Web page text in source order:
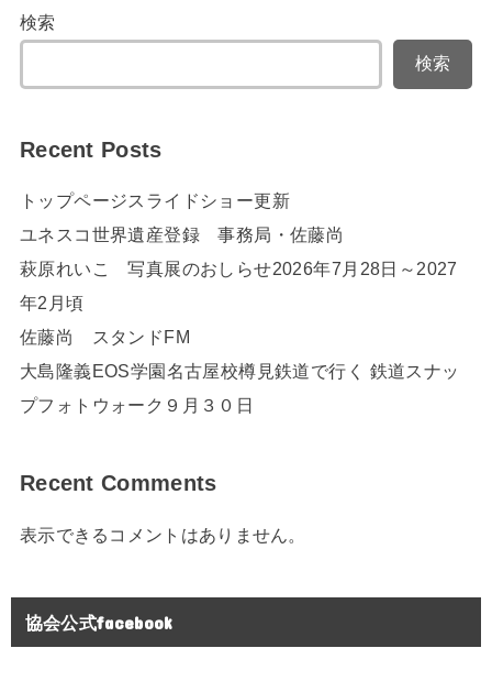
検索
検索
Recent Posts
トップページスライドショー更新
ユネスコ世界遺産登録 事務局・佐藤尚
萩原れいこ 写真展のおしらせ2026年7月28日～2027
年2月頃
佐藤尚 スタンドFM
大島隆義EOS学園名古屋校樽見鉄道で行く 鉄道スナッ
プフォトウォーク９月３０日
Recent Comments
表示できるコメントはありません。
協会公式facebook